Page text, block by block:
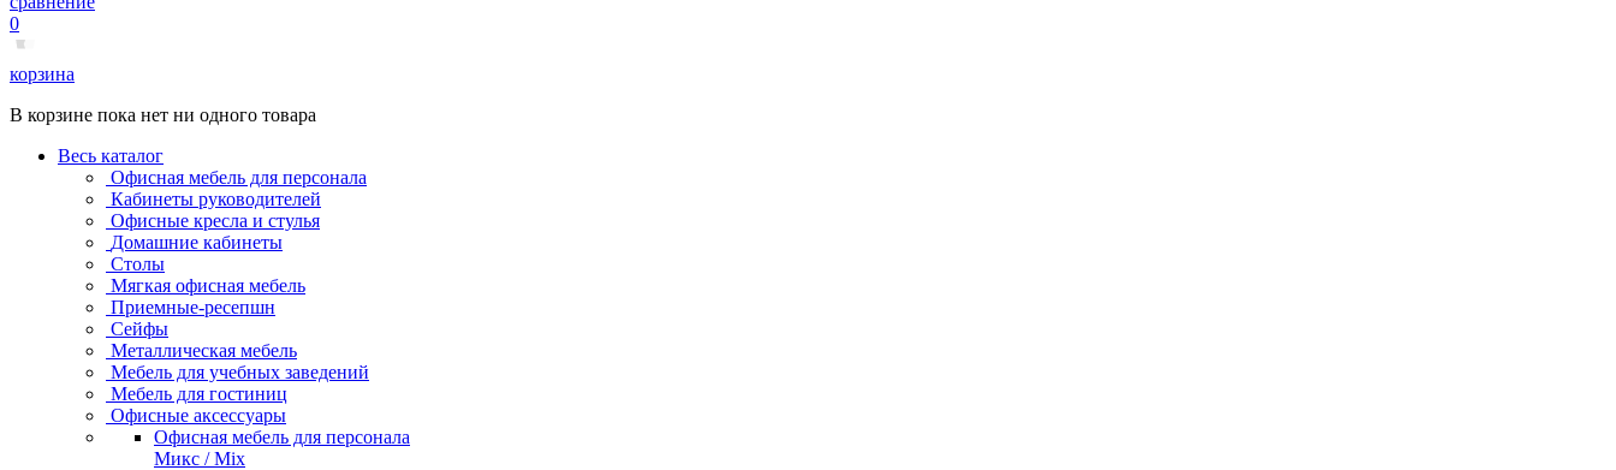
0
корзина
В корзине пока нет ни одного товара
Весь каталог
Офисная мебель для персонала
Кабинеты руководителей
Офисные кресла и стулья
Домашние кабинеты
Столы
Мягкая офисная мебель
Приемные-ресепшн
Сейфы
Металлическая мебель
Мебель для учебных заведений
Мебель для гостиниц
Офисные аксессуары
Офисная мебель для персонала
Микс / Mix